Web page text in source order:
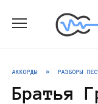
АККОРДЫ » РАЗБОРЫ
Братья